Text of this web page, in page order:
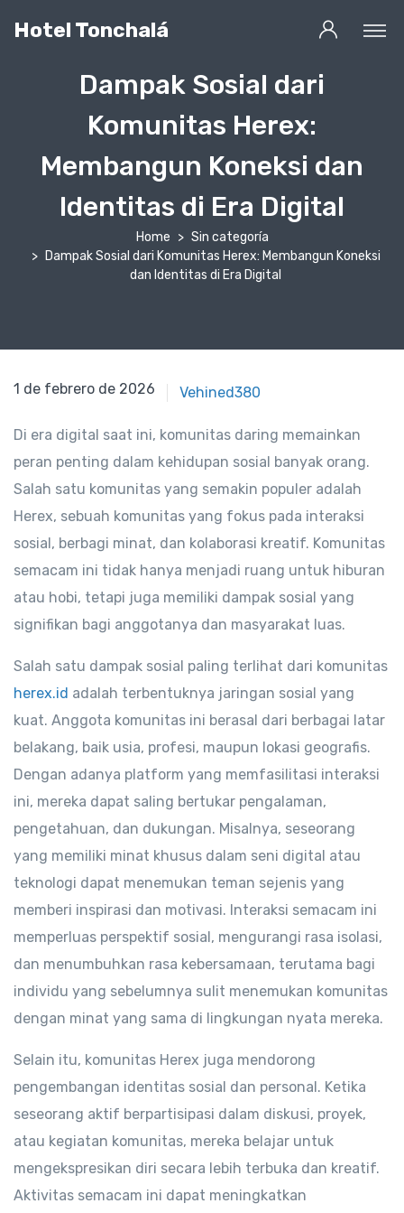
Hotel Tonchalá
Dampak Sosial dari
Komunitas Herex:
Membangun Koneksi dan
Identitas di Era Digital
Home
Sin categoría
Dampak Sosial dari Komunitas Herex: Membangun Koneksi
dan Identitas di Era Digital
1 de febrero de 2026
1 de febrero de 2026 Vehined380
Di era digital saat ini, komunitas daring memainkan
peran penting dalam kehidupan sosial banyak orang.
Salah satu komunitas yang semakin populer adalah
Herex, sebuah komunitas yang fokus pada interaksi
sosial, berbagi minat, dan kolaborasi kreatif. Komunitas
semacam ini tidak hanya menjadi ruang untuk hiburan
atau hobi, tetapi juga memiliki dampak sosial yang
signifikan bagi anggotanya dan masyarakat luas.
Salah satu dampak sosial paling terlihat dari komunitas
herex.id adalah terbentuknya jaringan sosial yang
kuat. Anggota komunitas ini berasal dari berbagai latar
belakang, baik usia, profesi, maupun lokasi geografis.
Dengan adanya platform yang memfasilitasi interaksi
ini, mereka dapat saling bertukar pengalaman,
pengetahuan, dan dukungan. Misalnya, seseorang
yang memiliki minat khusus dalam seni digital atau
teknologi dapat menemukan teman sejenis yang
memberi inspirasi dan motivasi. Interaksi semacam ini
memperluas perspektif sosial, mengurangi rasa isolasi,
dan menumbuhkan rasa kebersamaan, terutama bagi
individu yang sebelumnya sulit menemukan komunitas
dengan minat yang sama di lingkungan nyata mereka.
Selain itu, komunitas Herex juga mendorong
pengembangan identitas sosial dan personal. Ketika
seseorang aktif berpartisipasi dalam diskusi, proyek,
atau kegiatan komunitas, mereka belajar untuk
mengekspresikan diri secara lebih terbuka dan kreatif.
Aktivitas semacam ini dapat meningkatkan